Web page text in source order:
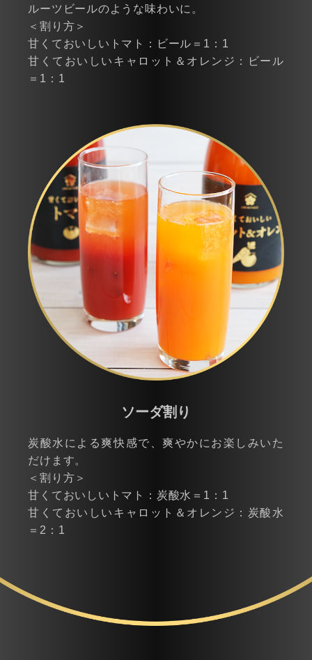
ルーツビールのような味わいに。
＜割り方＞
甘くておいしいトマト：ビール＝1：1
甘くておいしいキャロット＆オレンジ：ビール
＝1：1
ソーダ割り
炭酸水による爽快感で、爽やかにお楽しみいた
だけます。
＜割り方＞
甘くておいしいトマト：炭酸水＝1：1
甘くておいしいキャロット＆オレンジ：炭酸水
＝2：1